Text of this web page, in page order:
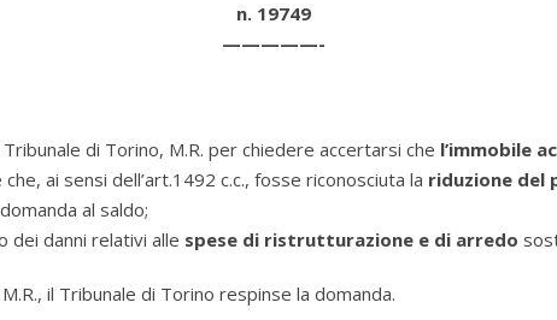
n. 19749
—————-
Tribunale di Torino, M.R. per chiedere accertarsi che l’immobile
che, ai sensi dell’art.1492 c.c., fosse riconosciuta la riduzione del
al saldo;
dei danni relativi alle spese di ristrutturazione e di arredo
il Tribunale di Torino respinse la domanda.